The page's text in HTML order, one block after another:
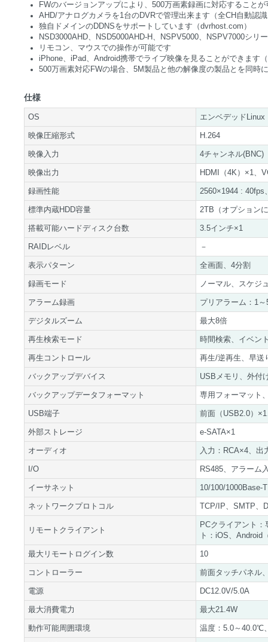
FWのバージョンアップにより、500万画素録画に対応すること
AHD/アナログカメラを1台のDVRで管理出来ます（全CH自動認
独自ドメインのDDNSをサポートしています（dvrhost.com）
NSD3000AHD、NSD5000AHD-H、NSPV5000、NSPV7000シ
リモコン、マウスでの操作が可能です
iPhone、iPad、Android携帯でライブ映像を見ることができます
500万画素対応FWの場合、5M製品と他の解像度の製品とを同時
仕様
OS エンベデッドLinux
映像圧縮形式 H.264
映像入力 4チャンネル(BNC)
映像出力 HDMI（4K）×1、
録画性能 2560×1944 : 40fps
標準内蔵HDD容量 2TB（オプション
搭載可能ハードディスク台数 3.5インチ×1
RAIDレベル －
表示パターン 全画面、4分割
録画モード ノーマル、スケジ
アラーム録画 プリアラーム：1
デジタルズーム 最大8倍
再生検索モード 時間検索、イベン
再生コントロール 再生/逆再生、早送
バックアップデバイス USBメモリ、外付
バックアップデータフォーマット 専用フォーマット
USB端子 前面（USB2.0）
外部ストレージ e-SATA×1
オーディオ 入力：RCA×4、出
I/O RS485、アラーム
イーサネット 10/100/1000Base-T
ネットワークプロトコル TCP/IP、SMTP、
リモートクライアント
PCクライアント
ト：iOS、Android
最大リモートログイン数 10
コントローラー 前面タッチパネル
電源 DC12.0V/5.0A
最大消費電力 最大21.4W
動作可能周囲環境 温度：5.0～40.0℃